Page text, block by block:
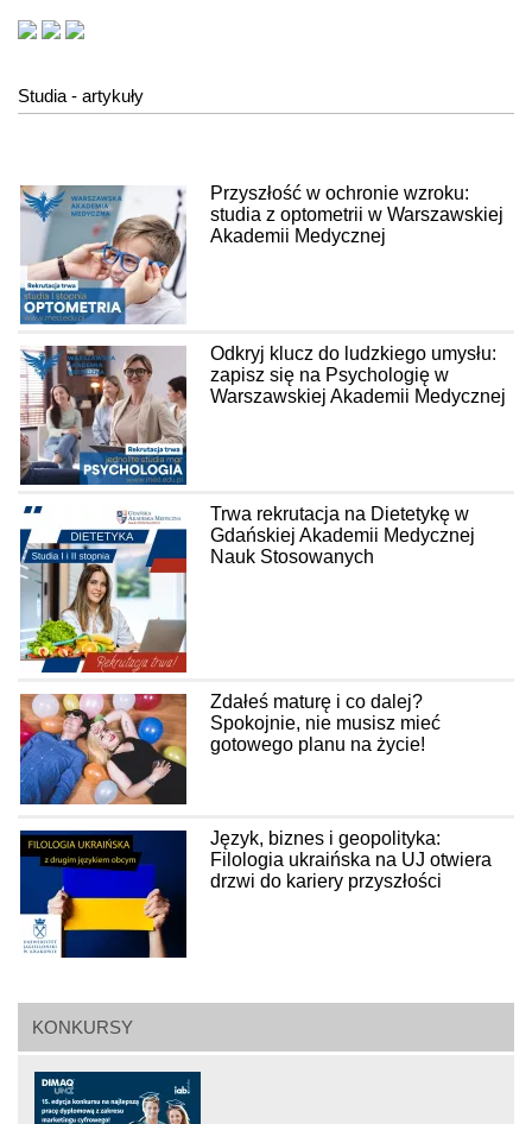
KONKURSY
Studia - artykuły
Przyszłość w ochronie wzroku:
studia z optometrii w Warszawskiej
Akademii Medycznej
Odkryj klucz do ludzkiego umysłu:
zapisz się na Psychologię w
Warszawskiej Akademii Medycznej
Trwa rekrutacja na Dietetykę w
Gdańskiej Akademii Medycznej
Nauk Stosowanych
Zdałeś maturę i co dalej?
Spokojnie, nie musisz mieć
gotowego planu na życie!
Język, biznes i geopolityka:
Filologia ukraińska na UJ otwiera
drzwi do kariery przyszłości